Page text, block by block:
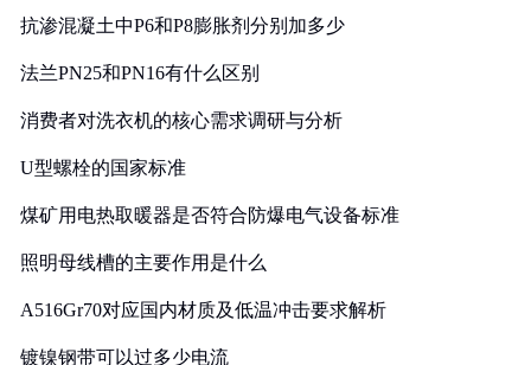
抗渗混凝土中P6和P8膨胀剂分别加多少
法兰PN25和PN16有什么区别
消费者对洗衣机的核心需求调研与分析
U型螺栓的国家标准
煤矿用电热取暖器是否符合防爆电气设备标准
照明母线槽的主要作用是什么
A516Gr70对应国内材质及低温冲击要求解析
镀镍钢带可以过多少电流